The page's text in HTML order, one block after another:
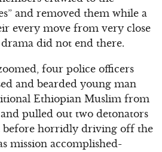
and removed them while a
every move from very close
did not end there.
four police officers
and bearded young man
Ethiopian Muslim from
pulled out two detonators
before horridly driving off the
mission accomplished-